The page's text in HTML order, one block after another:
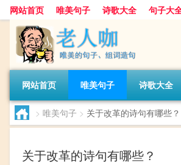
网站首页 唯美句子 诗歌大全 句子大
网站首页 唯美句子 诗歌大全
> 唯美句子 > 关于改革的诗句有哪些？
关于改革的诗句有哪些？